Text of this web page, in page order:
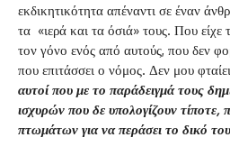
εκδικητικότητα απέναντι σε έναν
τα «ιερά και τα όσιά» τους. Που είχε
τον γόνο ενός από αυτούς, που δεν
που επιτάσσει ο νόμος. Δεν μου
αυτοί που με το παράδειγμά τους
ισχυρών που δε υπολογίζουν τίποτε,
πτωμάτων για να περάσει το δικό